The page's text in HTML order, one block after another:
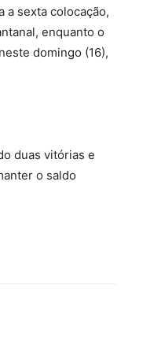
a sexta colocação,
enquanto o
domingo (16),
duas vitórias e
o saldo